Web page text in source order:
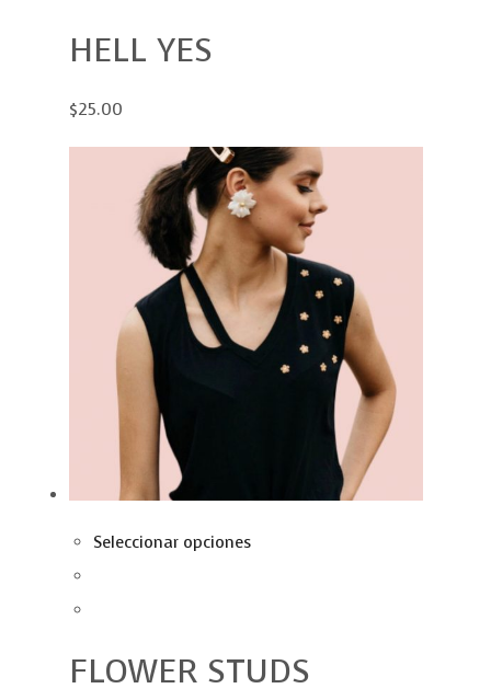
HELL YES
$25.00
Seleccionar opciones
FLOWER STUDS